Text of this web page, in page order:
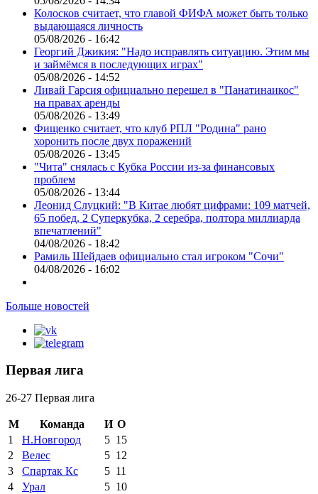
Колосков считает, что главой ФИФА может быть только
выдающаяся личность
05/08/2026 - 16:42
Георгий Джикия: "Надо исправлять ситуацию. Этим мы
и займёмся в последующих играх"
05/08/2026 - 14:52
Ливай Гарсия официально перешел в "Панатинаикос"
на правах аренды
05/08/2026 - 13:49
Фищенко считает, что клуб РПЛ "Родина" рано
хоронить после двух поражений
05/08/2026 - 13:45
"Чита" снялась с Кубка России из-за финансовых
проблем
05/08/2026 - 13:44
Леонид Слуцкий: "В Китае любят цифрами: 109 матчей,
65 побед, 2 Суперкубка, 2 серебра, полтора миллиарда
впечатлений"
04/08/2026 - 18:42
Рамиль Шейдаев официально стал игроком "Сочи"
04/08/2026 - 16:02
Больше новостей
Первая лига
26-27 Первая лига
М Команда И О
1
Н.Новгород 5 15
2
Велес 5 12
3
Спартак Кс 5 11
4
Урал 5 10